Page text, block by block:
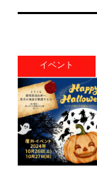
イベント